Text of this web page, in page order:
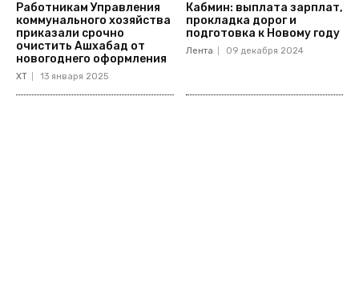
Работникам Управления
коммунального хозяйства
приказали срочно
очистить Ашхабад от
новогоднего оформления
ХТ 13 января 2025
Кабмин: выплата зарплат,
прокладка дорог и
подготовка к Новому году
Лента 09 декабря 2024